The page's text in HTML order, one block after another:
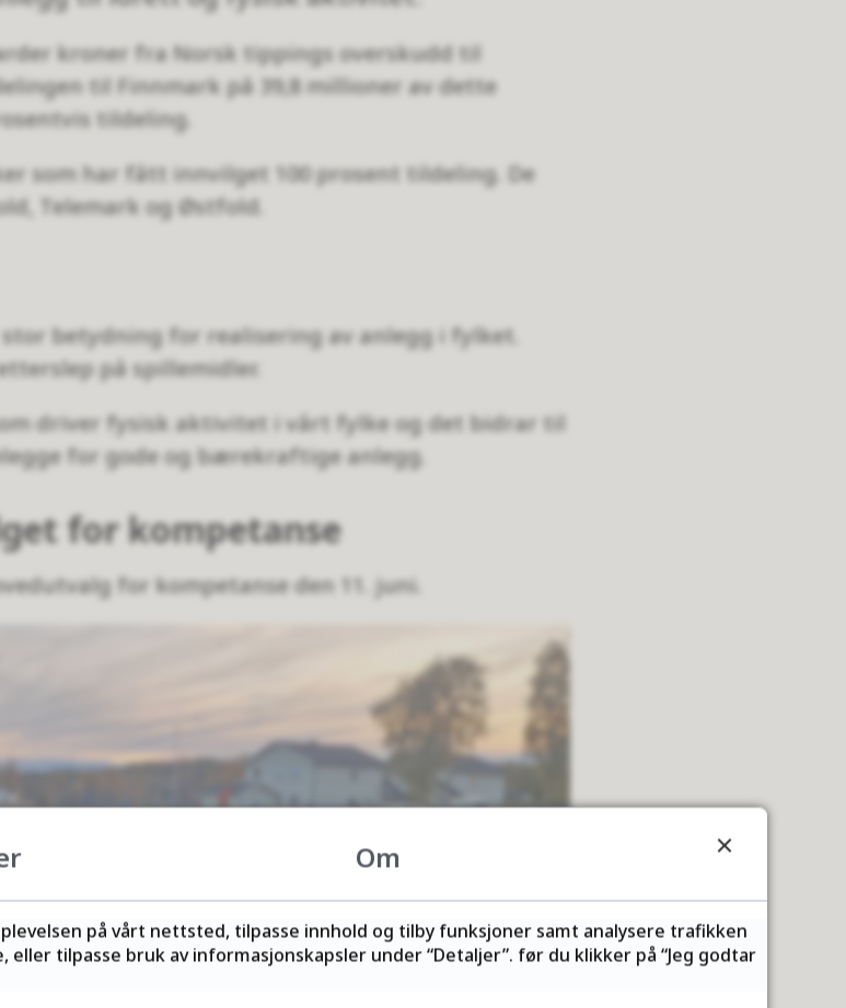
kroner fra Norsk tippings overskudd til
til Finnmark på 39,8 millioner av dette
tildeling.
som har fått innvilget 100 prosent tildeling. De
Telemark og Østfold.
stor betydning for realisering av anlegg i fylket.
på spillemidler.
driver fysisk aktivitet i vårt fylke og det bidrar til
for gode og bærekraftige anlegg.
for kompetanse
for kompetanse den 11. juni.
Om
på vårt nettsted, tilpasse innhold og tilby funksjoner samt analysere trafikken
tilpasse bruk av informasjonskapsler under “Detaljer”. før du klikker på “Jeg godtar